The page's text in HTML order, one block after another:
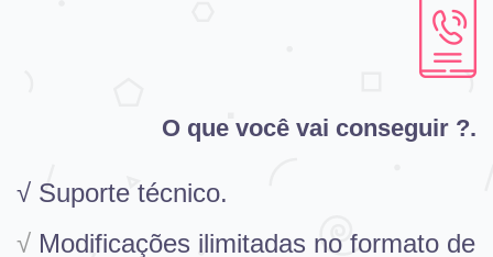
O que você vai conseguir ?.
√ Suporte técnico.
√ Modificações ilimitadas no formato de